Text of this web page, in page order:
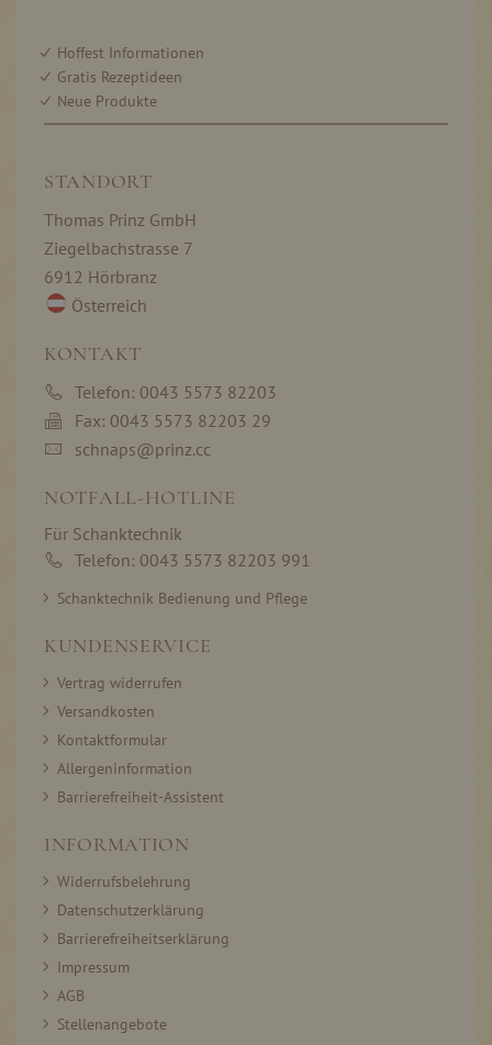
Hoffest Informationen
Gratis Rezeptideen
Neue Produkte
STANDORT
Thomas Prinz GmbH
Ziegelbachstrasse 7
6912 Hörbranz
Österreich
KONTAKT
Telefon: 0043 5573 82203
Fax: 0043 5573 82203 29
schnaps@prinz.cc
NOTFALL-HOTLINE
Für Schanktechnik
Telefon: 0043 5573 82203 991
Schanktechnik Bedienung und Pflege
KUNDENSERVICE
Vertrag widerrufen
Versandkosten
Kontaktformular
Allergeninformation
Barrierefreiheit-Assistent
INFORMATION
Widerrufsbelehrung
Datenschutzerklärung
Barrierefreiheitserklärung
Impressum
AGB
Stellenangebote